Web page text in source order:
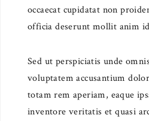
occaecat cupidatat non
officia deserunt mollit anim
Sed ut perspiciatis unde
voluptatem accusantium
totam rem aperiam, eaque
inventore veritatis et quasi